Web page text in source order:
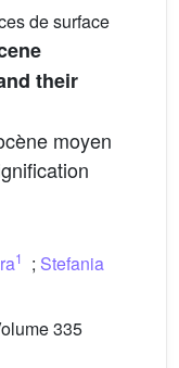
de surface
their
moyen
1 ; Stefania
335